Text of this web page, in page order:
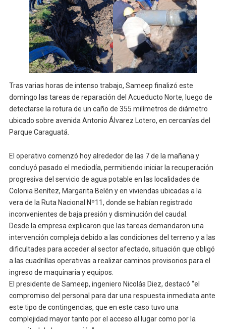
Tras varias horas de intenso trabajo, Sameep finalizó este
domingo las tareas de reparación del Acueducto Norte, luego de
detectarse la rotura de un caño de 355 milímetros de diámetro
ubicado sobre avenida Antonio Álvarez Lotero, en cercanías del
Parque Caraguatá.
El operativo comenzó hoy alrededor de las 7 de la mañana y
concluyó pasado el mediodía, permitiendo iniciar la recuperación
progresiva del servicio de agua potable en las localidades de
Colonia Benítez, Margarita Belén y en viviendas ubicadas a la
vera de la Ruta Nacional Nº11, donde se habían registrado
inconvenientes de baja presión y disminución del caudal.
Desde la empresa explicaron que las tareas demandaron una
intervención compleja debido a las condiciones del terreno y a las
dificultades para acceder al sector afectado, situación que obligó
a las cuadrillas operativas a realizar caminos provisorios para el
ingreso de maquinaria y equipos.
El presidente de Sameep, ingeniero Nicolás Diez, destacó “el
compromiso del personal para dar una respuesta inmediata ante
este tipo de contingencias, que en este caso tuvo una
complejidad mayor tanto por el acceso al lugar como por la